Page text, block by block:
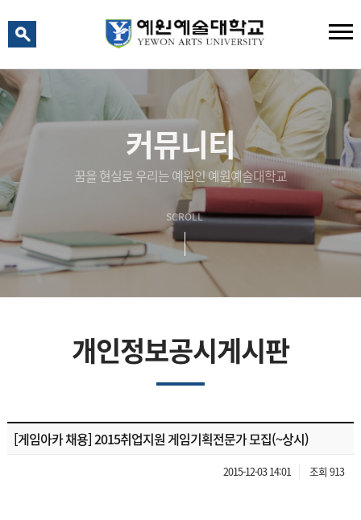
커뮤니티
꿈을 현실로 우리는 예원인 예원예술대학교
SCROLL
개인정보공시게시판
[게임아카 채용] 2015취업지원 게임기획전문가 모집(~상시)
2015-12-03 14:01 조회 913